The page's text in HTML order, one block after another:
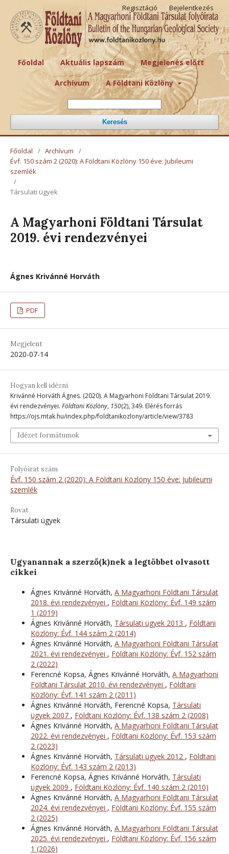
Főoldal Aktuális lapszám Megjelenés előtt
Archívum A Földtani Közlöny
Keresés
Regisztáció Bejelentkezés
Főoldal / Archívum
/
Évf. 150 szám 2 (2020): A Földtani Közlöny 150 éve: Jubileumi
szemlék
/
Társulati ügyek
A Magyarhoni Földtani Társulat
2019. évi rendezvényei
Ágnes Krivánné Horváth
PDF
Megjelent
2020-07-14
Hogyan kell idézni
Krivánné Horváth Ágnes. (2020). A Magyarhoni Földtani Társulat 2019.
évi rendezvényei. Földtani Közlöny, 150(2), 349. Elérés forrás
https://ojs.mtak.hu/index.php/foldtanikozlony/article/view/3783
Idézet formátumok
Folyóirat szám
Évf. 150 szám 2 (2020): A Földtani Közlöny 150 éve: Jubileumi
szemlék
Rovat
Társulati ügyek
Ugyanannak a szerző(k)nek a legtöbbet olvasott
cikkei
Ágnes Krivánné Horváth, A Magyarhoni Földtani Társulat
2018. évi rendezvényei , Földtani Közlöny: Évf. 149 szám
1 (2019)
Ágnes Krivánné Horváth, Társulati ügyek 2013 , Földtani
Közlöny: Évf. 144 szám 2 (2014)
Ágnes Krivánné Horváth, A Magyarhoni Földtani Társulat
2021. évi rendezvényei , Földtani Közlöny: Évf. 152 szám
2 (2022)
Ferencné Kopsa, Ágnes Krivánné Horváth, A Magyarhoni
Földtani Társulat 2010. évi rendezvényei , Földtani
Közlöny: Évf. 141 szám 2 (2011)
Ágnes Krivánné Horváth, Ferencné Kopsa, Társulati
ügyek 2007 , Földtani Közlöny: Évf. 138 szám 2 (2008)
Ágnes Krivánné Horváth, A Magyarhoni Földtani Társulat
2022. évi rendezvényei , Földtani Közlöny: Évf. 153 szám
2 (2023)
Ágnes Krivánné Horváth, Társulati ügyek 2012 , Földtani
Közlöny: Évf. 143 szám 2 (2013)
Ferencné Kopsa, Ágnes Krivánné Horváth, Társulati
ügyek 2009 , Földtani Közlöny: Évf. 140 szám 2 (2010)
Ágnes Krivánné Horváth, A Magyarhoni Földtani Társulat
2024. évi rendezvényei , Földtani Közlöny: Évf. 155 szám
2 (2025)
Ágnes Krivánné Horváth, A Magyarhoni Földtani Társulat
2025. évi rendezvényei , Földtani Közlöny: Évf. 156 szám
1 (2026)